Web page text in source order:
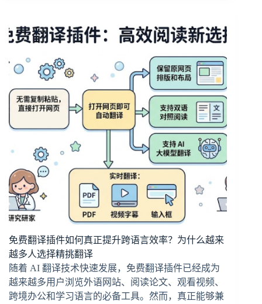
免费翻译插件如何真正提升跨语言效率？为什么越来
越多人选择精挑翻译
随着 AI 翻译技术快速发展，免费翻译插件已经成为
越来越多用户浏览外语网站、阅读论文、观看视频、
跨境办公和学习语言的必备工具。然而，真正能够兼